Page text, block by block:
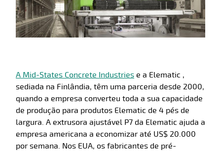
A Mid-States Concrete Industries e a Elematic ,
sediada na Finlândia, têm uma parceria desde 2000,
quando a empresa converteu toda a sua capacidade
de produção para produtos Elematic de 4 pés de
largura. A extrusora ajustável P7 da Elematic ajuda a
empresa americana a economizar até US$ 20.000
por semana. Nos EUA, os fabricantes de pré-